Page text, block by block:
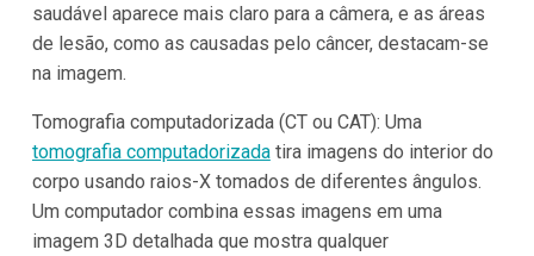
saudável aparece mais claro para a câmera, e as áreas
de lesão, como as causadas pelo câncer, destacam-se
na imagem.
Tomografia computadorizada (CT ou CAT): Uma
tomografia computadorizadatira imagens do interior do
corpo usando raios-X tomados de diferentes ângulos.
Um computador combina essas imagens em uma
imagem 3D detalhada que mostra qualquer